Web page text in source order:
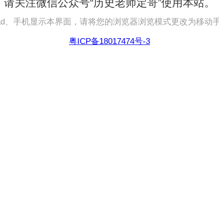
请关注微信公众号“历史老师定哥”使用本站。
、手机显示本界面，请将您的浏览器浏览模式更改为移动
粤ICP备18017474号-3